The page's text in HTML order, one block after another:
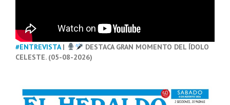
#ENTREVISTA|
DESTACA GRAN MOMENTO DEL ÍDOLO
CELESTE. (05-08-2026)